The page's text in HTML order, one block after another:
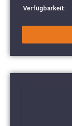
Verfügbarkeit: